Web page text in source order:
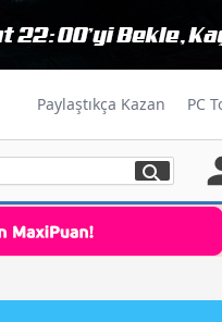
Paylaştıkça Kazan PC